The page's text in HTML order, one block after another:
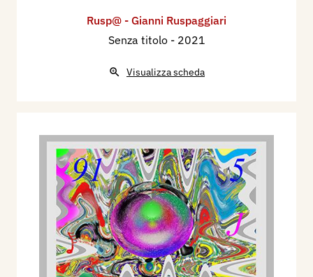
Rusp@ - Gianni Ruspaggiari
Senza titolo - 2021
Visualizza scheda